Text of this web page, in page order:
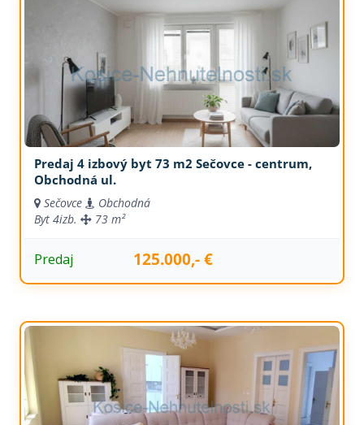
Predaj 4 izbový byt 73 m2 Sečovce - centrum,
Obchodná ul.
Sečovce
Obchodná
Byt 4izb. 73 m²
Predaj 125.000,- €